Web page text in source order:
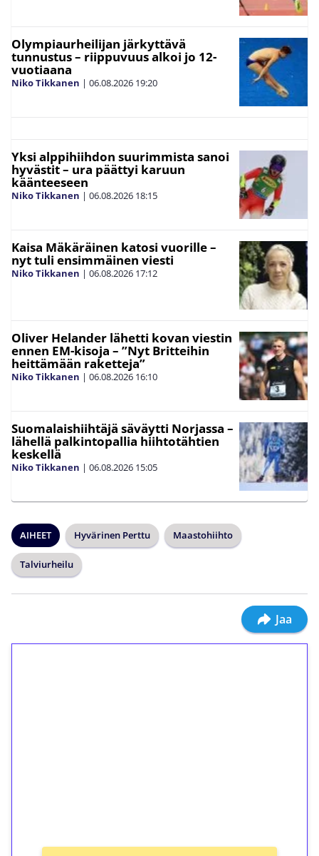
Olympiaurheilijan järkyttävä
tunnustus – riippuvuus alkoi jo 12-
vuotiaana
Niko Tikkanen | 06.08.2026 19:20
Yksi alppihiihdon suurimmista sanoi
hyvästit – ura päättyi karuun
käänteeseen
Niko Tikkanen | 06.08.2026 18:15
Kaisa Mäkäräinen katosi vuorille –
nyt tuli ensimmäinen viesti
Niko Tikkanen | 06.08.2026 17:12
Oliver Helander lähetti kovan viestin
ennen EM-kisoja – ”Nyt Britteihin
heittämään raketteja”
Niko Tikkanen | 06.08.2026 16:10
Suomalaishiihtäjä säväytti Norjassa –
lähellä palkintopallia hiihtotähtien
keskellä
Niko Tikkanen | 06.08.2026 15:05
AIHEET Hyvärinen Perttu Maastohiihto
Talviurheilu
Jaa